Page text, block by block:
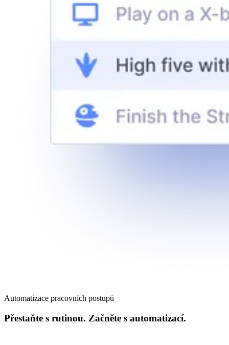
Automatizace pracovních postupů
Přestaňte s rutinou. Začněte s automatizací.